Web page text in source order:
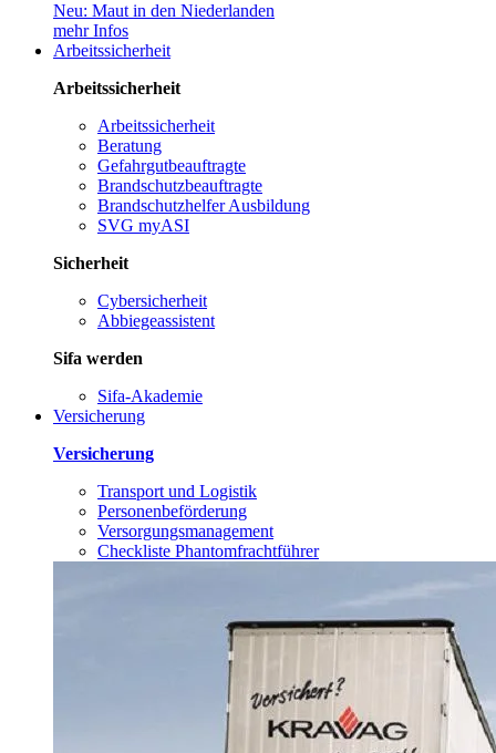
Neu: Maut in den Niederlanden
mehr Infos
Arbeitssicherheit
Arbeitssicherheit
Arbeitssicherheit
Beratung
Gefahrgutbeauftragte
Brandschutzbeauftragte
Brandschutzhelfer Ausbildung
SVG myASI
Sicherheit
Cybersicherheit
Abbiegeassistent
Sifa werden
Sifa-Akademie
Versicherung
Versicherung
Transport und Logistik
Personenbeförderung
Versorgungsmanagement
Checkliste Phantomfrachtführer